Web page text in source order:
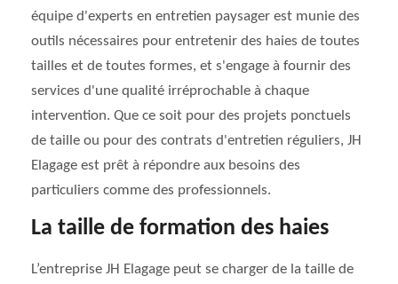
équipe d'experts en entretien paysager est munie des
outils nécessaires pour entretenir des haies de toutes
tailles et de toutes formes, et s'engage à fournir des
services d'une qualité irréprochable à chaque
intervention. Que ce soit pour des projets ponctuels
de taille ou pour des contrats d'entretien réguliers, JH
Elagage est prêt à répondre aux besoins des
particuliers comme des professionnels.
La taille de formation des haies
L’entreprise JH Elagage peut se charger de la taille de